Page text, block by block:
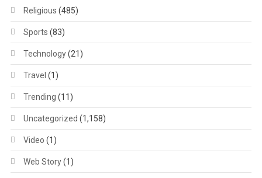
Religious (485)
Sports (83)
Technology(21)
Travel (1)
Trending (11)
Uncategorized (1,158)
Video (1)
Web Story(1)